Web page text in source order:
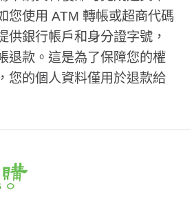
您使用 ATM 轉帳或超商代碼
供銀行帳戶和身分證字號，
退款。這是為了保障您的權
您的個人資料僅用於退款給